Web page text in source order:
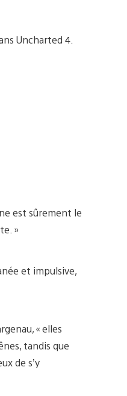
Uncharted 4.
est sûrement le
»
et impulsive,
« elles
tandis que
de s’y